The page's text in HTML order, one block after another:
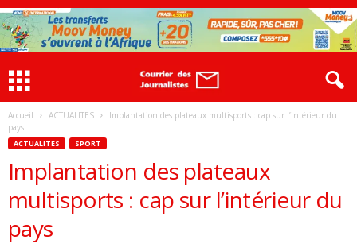
Accueil ACTUALITES
Implantation des plateaux multisports : cap sur l’intérieur du
pays
ACTUALITES SPORT
Implantation des plateaux
multisports : cap sur l’intérieur du
pays